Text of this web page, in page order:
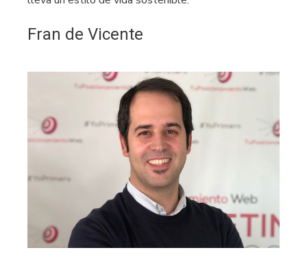
Fran de Vicente